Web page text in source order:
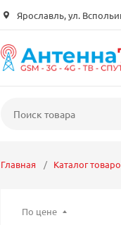
Ярославль, ул.
Главная Каталог
По цене